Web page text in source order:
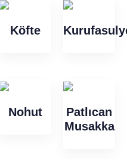
Köfte
Nohut
Patlıcan
Musakka